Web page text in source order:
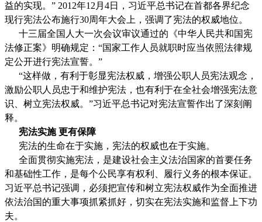
益的实现。” 2012年12月4日，习近平总书记在首都各界纪念
现行宪法公布施行30周年大会上，强调了宪法的权威地位。
十三届全国人大一次会议审议通过的《中华人民共和国宪
法修正案》明确规定：“国家工作人员就职时应当依照法律规
定公开进行宪法宣誓。”
“这样做，有利于彰显宪法权威，增强公职人员宪法观念，
激励公职人员忠于和维护宪法，也有利于在全社会增强宪法意
识、树立宪法权威。”习近平总书记对宪法宣誓作出了深刻阐
释。
宪法实施 更有保障
宪法的生命在于实施，宪法的权威也在于实施。
全面贯彻实施宪法，是建设社会主义法治国家的首要任务
和基础性工作，是每个公民享有权利、履行义务的根本保证。
习近平总书记强调，必须把宣传和树立宪法权威作为全面推进
依法治国的重大事项抓紧抓好，切实在宪法实施和监督上下功
夫。